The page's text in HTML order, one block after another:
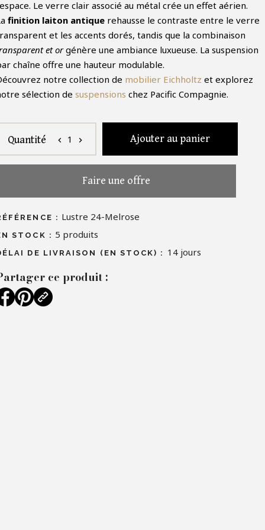
Le verre clair associé au métal crée un effet aérien.
finition laiton antique rehausse le contraste entre le verre
et les accents dorés, tandis que la combinaison
et orgénère une ambiance luxueuse. La suspension
chaîne offre une hauteur modulable.
notre collection de mobilier Eichholtz et explorez
sélection de suspensions chez Pacific Compagnie.
Quantité chevron_left 1 chevron_right Ajouter au panier
Faire une offre
: Lustre 24-Melrose
STOCK : 5 produits
DE LIVRAISON (EN STOCK) : 14 jours
ce produit :